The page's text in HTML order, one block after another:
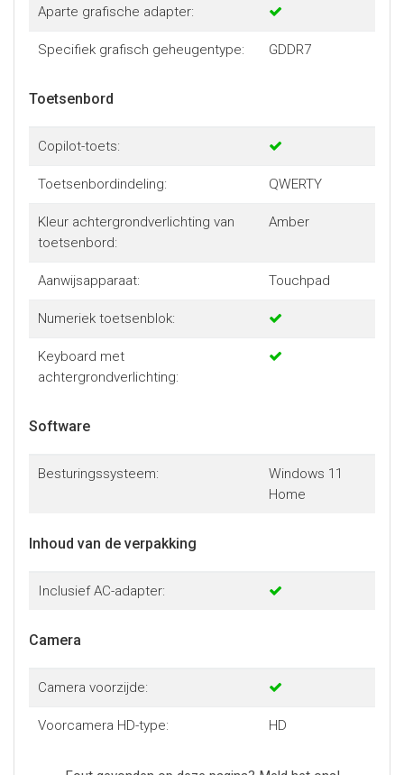
Aparte grafische adapter:
Specifiek grafisch geheugentype: GDDR7
Toetsenbord
Copilot-toets:
Toetsenbordindeling: QWERTY
Kleur achtergrondverlichting van
toetsenbord:
Amber
Aanwijsapparaat: Touchpad
Numeriek toetsenblok:
Keyboard met
achtergrondverlichting:
Software
Besturingssysteem:
Windows 11
Home
Inhoud van de verpakking
Inclusief AC-adapter:
Camera
Camera voorzijde:
Voorcamera HD-type: HD